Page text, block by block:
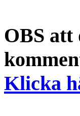
OBS att
Klicka